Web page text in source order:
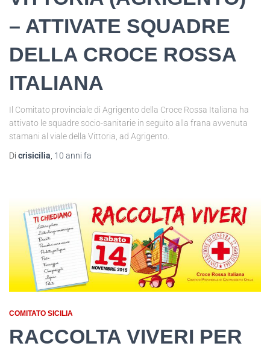
– ATTIVATE SQUADRE
DELLA CROCE ROSSA
ITALIANA
Il Comitato provinciale di Agrigento della Croce Rossa Italiana ha
attivato le squadre socio-sanitarie in seguito alla frana avvenuta
stamani al viale della Vittoria, ad Agrigento.
Di crisicilia, 10 anni fa
COMITATO SICILIA
RACCOLTA VIVERI PER